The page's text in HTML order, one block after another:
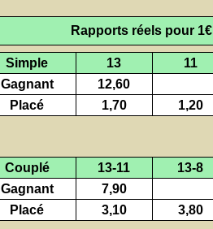
Rapports réels pour 1€
Simple 13 11
Gagnant
12,60
Placé
1,70 1,20
Couplé 13-11 13-8
Gagnant
7,90
Placé
3,10 3,80